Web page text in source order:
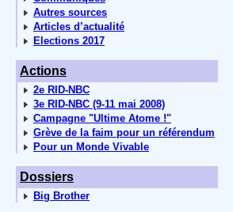
Autres sources
Articles d’actualité
Elections 2017
Actions
2e RID-NBC
3e RID-NBC (9-11 mai 2008)
Campagne "Ultime Atome !"
Grève de la faim pour un référendum
Pour un Monde Vivable
Dossiers
Big Brother